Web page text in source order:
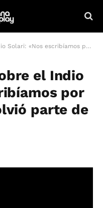
por Instagram. Se volvió parte de mi familia»
el Indio
por
parte de